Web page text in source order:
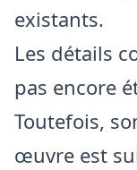
existants.
Les détails
pas encore
Toutefois,
œuvre est